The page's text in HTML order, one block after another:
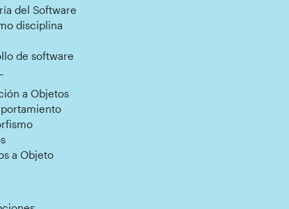
del Software
disciplina
de software
a Objetos
a Objeto